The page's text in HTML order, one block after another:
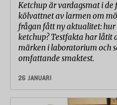
Ketchup är vardagsmat i de
kölvattnet av larmen om
frågan fått ny aktualitet: hur
ketchup? Testfakta har låtit
märken i laboratorium och
omfattande smaktest.
26 JANUARI